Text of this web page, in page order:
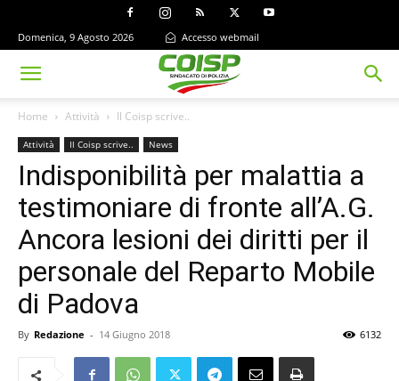
Domenica, 9 Agosto 2026 Accesso webmail
Home Attività Il Coisp scrive..
Attività Il Coisp scrive.. News
Indisponibilità per malattia a
testimoniare di fronte all’A.G.
Ancora lesioni dei diritti per il
personale del Reparto Mobile
di Padova
By Redazione - 14 Giugno 2018 6132